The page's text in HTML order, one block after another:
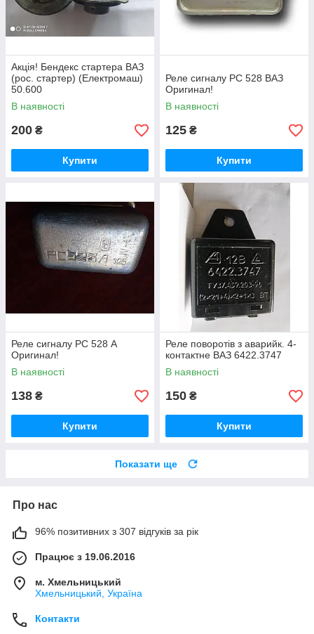
Акція! Бендекс стартера ВАЗ
(рос. стартер) (Електромаш)
50.600
В наявності
200 ₴
Купити
Реле сигналу РС 528 ВАЗ
Оригинал!
В наявності
125 ₴
Купити
Реле сигналу РС 528 А
Оригинал!
В наявності
138 ₴
Купити
Реле поворотів з аварийк. 4-
контактне ВАЗ 6422.3747
В наявності
150 ₴
Купити
Показати ще
Про нас
96% позитивних з 307 відгуків за рік
Працює з 19.06.2016
м. Хмельницький
Хмельницький, Україна
Контакти